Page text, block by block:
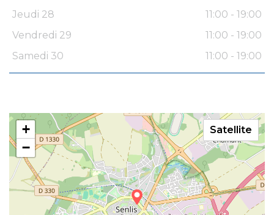
Jeudi 28
11:00 - 19:00
Vendredi 29
11:00 - 19:00
Samedi 30
11:00 - 19:00
+
−
Satellite